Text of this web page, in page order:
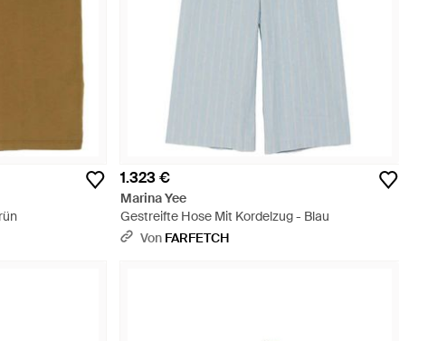
1.323 €
Marina Yee
Gestreifte Hose Mit Kordelzug - Blau
Von FARFETCH